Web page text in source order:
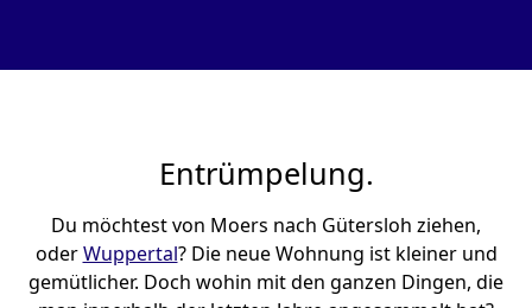
Entrümpelung.
Du möchtest von Moers nach Gütersloh ziehen,
oderWuppertal? Die neue Wohnung ist kleiner und
gemütlicher. Doch wohin mit den ganzen Dingen, die